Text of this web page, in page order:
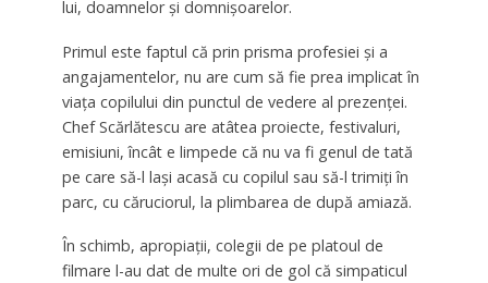
lui, doamnelor şi domnişoarelor.
Primul este faptul că prin prisma profesiei şi a
angajamentelor, nu are cum să fie prea implicat în
viaţa copilului din punctul de vedere al prezenţei.
Chef Scărlătescu are atâtea proiecte, festivaluri,
emisiuni, încât e limpede că nu va fi genul de tată
pe care să-l laşi acasă cu copilul sau să-l trimiţi în
parc, cu căruciorul, la plimbarea de după amiază.
În schimb, apropiaţii, colegii de pe platoul de
filmare l-au dat de multe ori de gol că simpaticul